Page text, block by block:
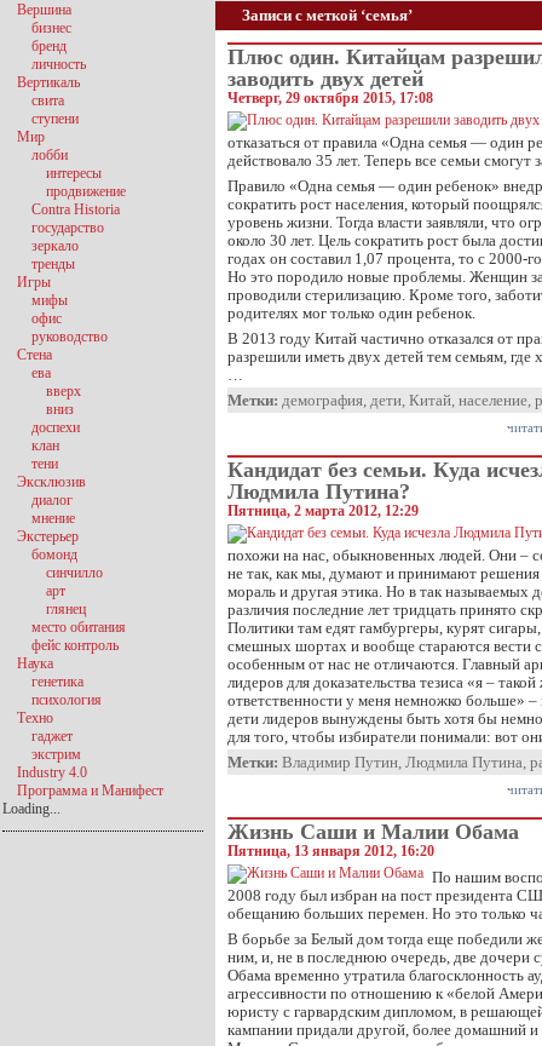
Записи с меткой ‘семья’
Плюс один. Китайцам
заводить двух детей
Четверг, 29 октября 2015, 17:08
отказаться от правила «Одна семья — один
действовало 35 лет. Теперь все семьи смогут
Правило «Одна семья — один ребенок»
сократить рост населения, который
уровень жизни. Тогда власти заявляли, что
около 30 лет. Цель сократить рост была
годах он составил 1,07 процента, то с 2000-
Но это породило новые проблемы. Женщин
проводили стерилизацию. Кроме того,
родителях мог только один ребенок.
В 2013 году Китай частично отказался от
разрешили иметь двух детей тем семьям, где
…
Метки: демография, дети, Китай, население,
Кандидат без семьи. Куда
Людмила Путина?
Пятница, 2 марта 2012, 12:29
похожи на нас, обыкновенных людей. Они –
не так, как мы, думают и принимают решения
мораль и другая этика. Но в так называемых
различия последние лет тридцать принято
Политики там едят гамбургеры, курят
смешных шортах и вообще стараются вести
особенным от нас не отличаются. Главный
лидеров для доказательства тезиса «я –
ответственности у меня немножко больше»
дети лидеров вынуждены быть хотя бы
для того, чтобы избиратели понимали: вот
Метки: Владимир Путин, Людмила Путина,
Жизнь Саши и Малии Обама
Пятница, 13 января 2012, 16:20
По нашим
2008 году был избран на пост президента
обещанию больших перемен. Но это только
В борьбе за Белый дом тогда еще победили
ним, и, не в последнюю очередь, две дочери
Обама временно утратила благосклонность
агрессивности по отношению к «белой
юристу с гарвардским дипломом, в
кампании придали другой, более домашний
Вершина
бизнес
бренд
личность
Вертикаль
свита
ступени
Мир
лобби
интересы
продвижение
Contra Historia
государство
зеркало
тренды
Игры
мифы
офис
руководство
Стена
ева
вверх
вниз
доспехи
клан
тени
Эксклюзив
диалог
мнение
Экстерьер
бомонд
синчилло
арт
глянец
место обитания
фейс контроль
Наука
генетика
психология
Техно
гаджет
экстрим
Industry 4.0
Программа и Манифест
Loading...